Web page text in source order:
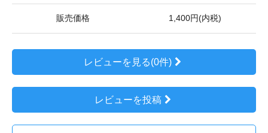
販売価格 1,400円(内税)
レビューを見る(0件)
レビューを投稿